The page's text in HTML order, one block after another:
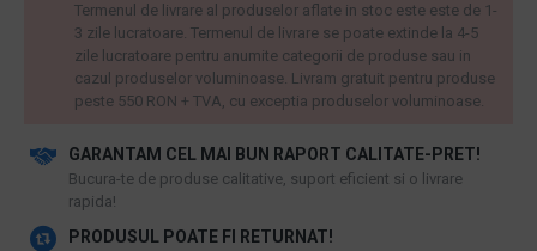
GARANTAM CEL MAI BUN RAPORT CALITATE-PRET!
​Bucura-te de produse calitative, suport eficient si o livrare
rapida!
PRODUSUL POATE FI RETURNAT!
Termenul de livrare al produselor aflate in stoc este este de 1-
3 zile lucratoare. Termenul de livrare se poate extinde la 4-5
zile lucratoare pentru anumite categorii de produse sau in
cazul produselor voluminoase. Livram gratuit pentru produse
peste 550 RON + TVA, cu exceptia produselor voluminoase.